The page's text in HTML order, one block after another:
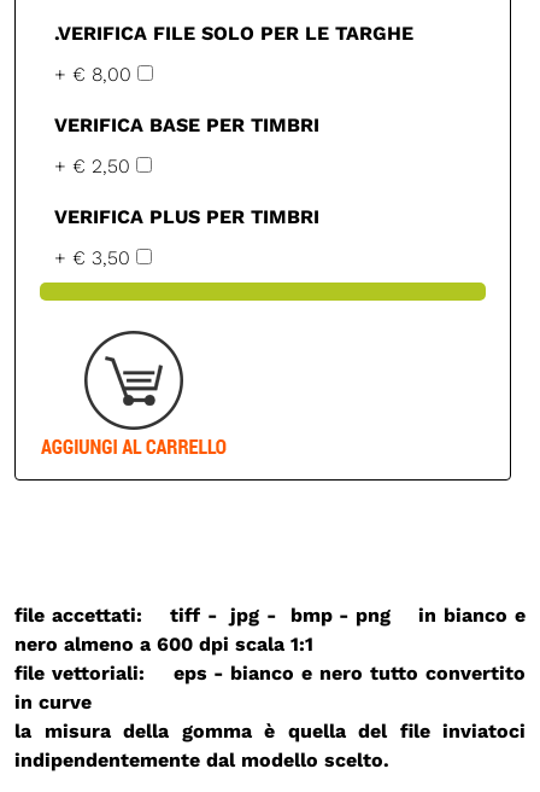
.VERIFICA FILE SOLO PER LE TARGHE
+ € 8,00
VERIFICA BASE PER TIMBRI
+ € 2,50
VERIFICA PLUS PER TIMBRI
+ € 3,50
file accettati: tiff - jpg - bmp - png in bianco e
nero almeno a 600 dpi scala 1:1
file vettoriali: eps - bianco e nerotutto convertito
in curve
la misura della gomma è quella del file inviatoci
indipendentemente dal modello scelto.